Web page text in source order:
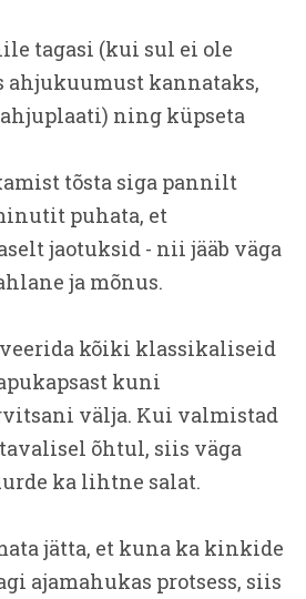
tagasi (kui sul ei ole
ahjukuumust kannataks,
ning küpseta
tõsta siga pannilt
puhata, et
jaotuksid - nii jääb väga
ja mõnus.
kõiki klassikaliseid
kuni
välja. Kui valmistad
õhtul, siis väga
ka lihtne salat.
jätta, et kuna ka kinkide
ajamahukas protsess, siis